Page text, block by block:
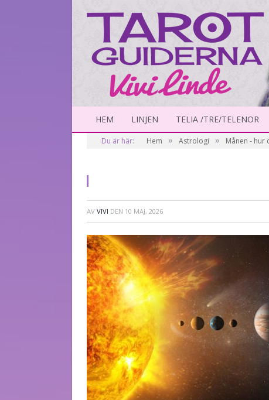
HEM LINJEN TELIA /TRE/TELENOR
Du är här: Hem » Astrologi » Månen -
AV VIVI DEN 10 MAJ, 2026